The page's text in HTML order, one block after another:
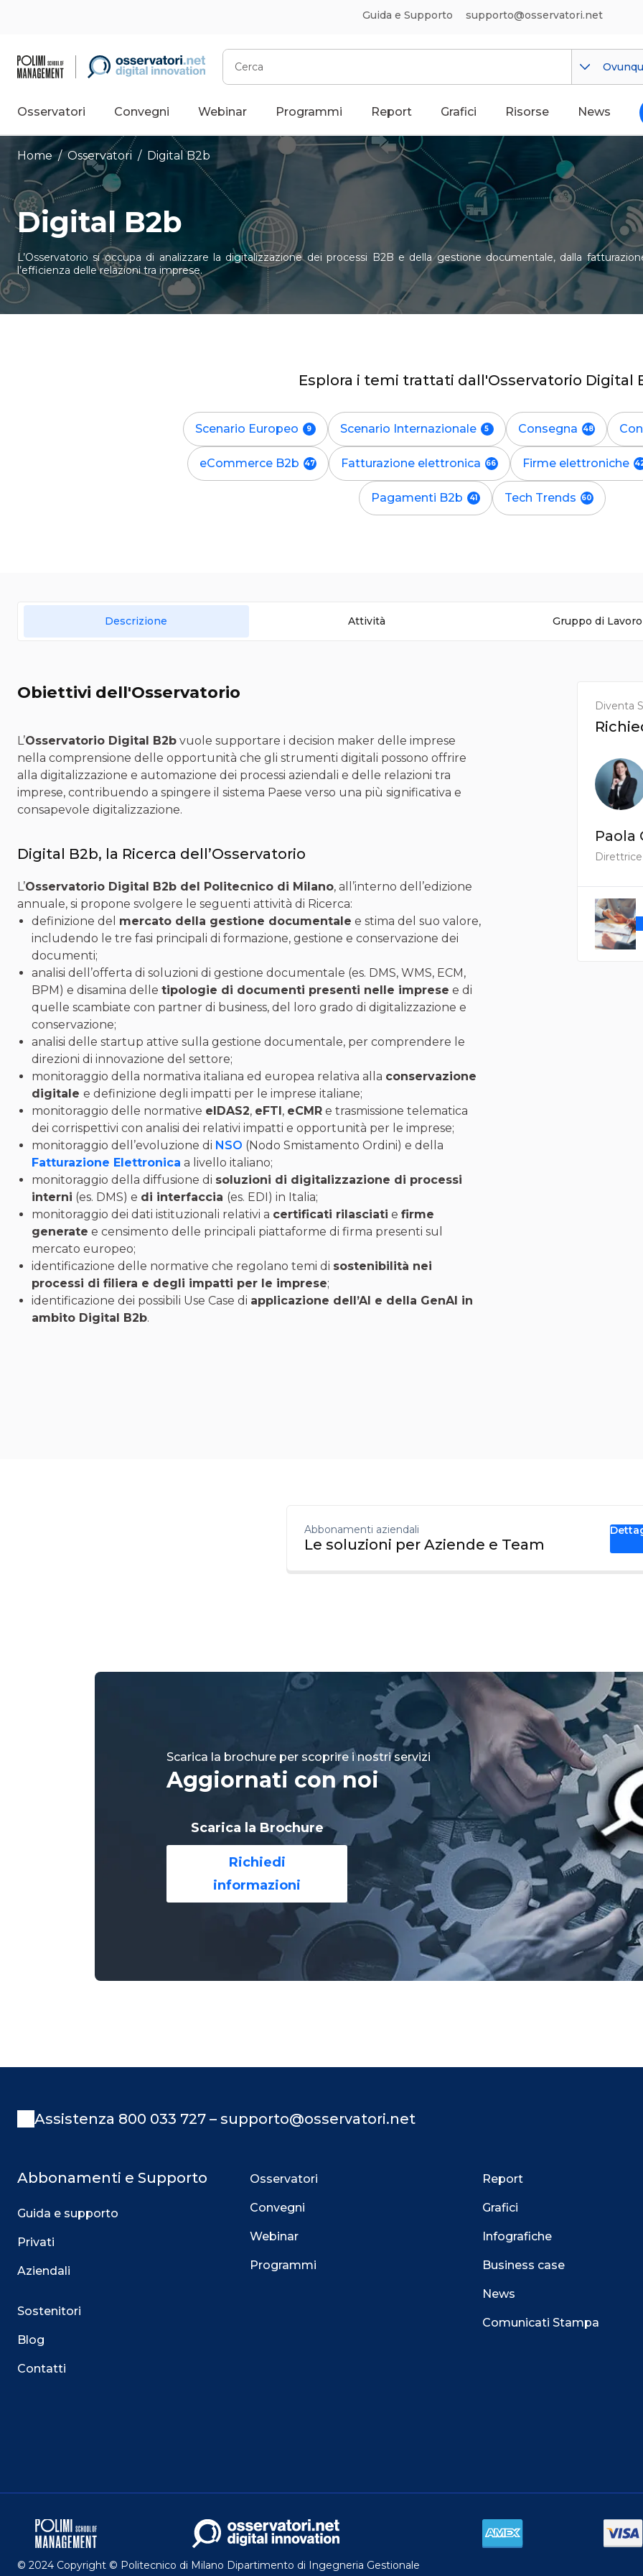
Guida e Supporto supporto@osservatori.net
Cerca
Osservatori Convegni Webinar Programmi Report Grafici Risorse News
Home/Osservatori / Digital B2b
Digital B2b
L’Osservatorio si occupa di analizzare la digitalizzazione dei processi B2B e della gestione documentale, dalla
l’efficienza delle relazioni tra imprese.
Esplora i temi trattati dall'Osservatorio Digital
Scenario Europeo Scenario Internazionale Consegna
eCommerce B2b Fatturazione elettronica Firme elettroniche
Pagamenti B2b Tech Trends
Descrizione Attività Gruppo di Lavoro
Obiettivi dell'Osservatorio
L’Osservatorio Digital B2b vuole supportare i decision maker delle imprese
nella comprensione delle opportunità che gli strumenti digitali possono offrire
alla digitalizzazione e automazione dei processi aziendali e delle relazioni tra
imprese, contribuendo a spingere il sistema Paese verso una più significativa e
consapevole digitalizzazione.
Digital B2b, la Ricerca dell’Osservatorio
L’Osservatorio Digital B2b del Politecnico di Milano, all’interno dell’edizione
annuale, si propone svolgere le seguenti attività di Ricerca:
definizione del mercato della gestione documentale e stima del suo valore,
includendo le tre fasi principali di formazione, gestione e conservazione dei
documenti;
analisi dell’offerta di soluzioni di gestione documentale (es. DMS, WMS, ECM,
BPM) e disamina delle tipologie di documenti presenti nelle imprese e di
quelle scambiate con partner di business, del loro grado di digitalizzazione e
conservazione;
analisi delle startup attive sulla gestione documentale, per comprendere le
direzioni di innovazione del settore;
monitoraggio della normativa italiana ed europea relativa alla conservazione
digitale e definizione degli impatti per le imprese italiane;
monitoraggio delle normative eIDAS2, eFTI, eCMR e trasmissione telematica
dei corrispettivi con analisi dei relativi impatti e opportunità per le imprese;
monitoraggio dell’evoluzione di NSO (Nodo Smistamento Ordini) e della
Fatturazione Elettronica a livello italiano;
monitoraggio della diffusione di soluzioni di digitalizzazione di processi
interni (es. DMS) e di interfaccia (es. EDI) in Italia;
monitoraggio dei dati istituzionali relativi a certificati rilasciati e firme
generate e censimento delle principali piattaforme di firma presenti sul
mercato europeo;
identificazione delle normative che regolano temi di sostenibilità nei
processi di filiera e degli impatti per le imprese;
identificazione dei possibili Use Case di applicazione dell’AI e della GenAI in
ambito Digital B2b.
Diventa
Paola
Direttrice
Abbonamenti aziendali
Le soluzioni per Aziende e Team
Scarica la brochure per scoprire i nostri servizi
Aggiornati con noi
Scarica la Brochure
Richiedi
informazioni
Assistenza 800 033 727 – supporto@osservatori.net
Abbonamenti e Supporto
Guida e supporto
Privati
Aziendali
Sostenitori
Blog
Contatti
Osservatori
Convegni
Webinar
Programmi
Report
Grafici
Infografiche
Business case
News
Comunicati Stampa
© 2024 Copyright © Politecnico di Milano Dipartimento di Ingegneria Gestionale
mirate aderenti alle tue abitudini di navigazione e ai tuoi interessi.
Puoi esprimere il tuo consenso cliccando su ACCETTA.
Potrai sempre gestire le tue preferenze accedendo al nostro COOKIE CENTER e ottenere
maggiori informazioni sui cookie utilizzati, visitando la nostraCOOKIE POLICY